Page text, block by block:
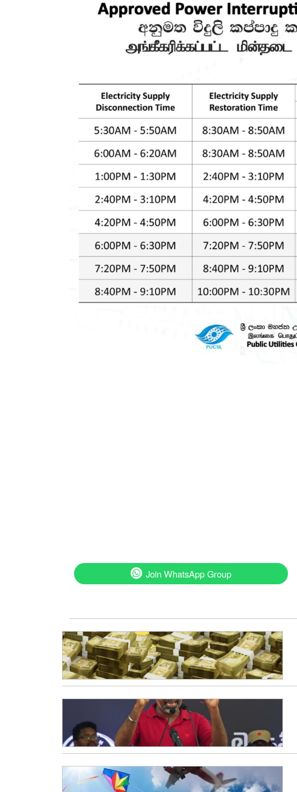
Join WhatsApp Group